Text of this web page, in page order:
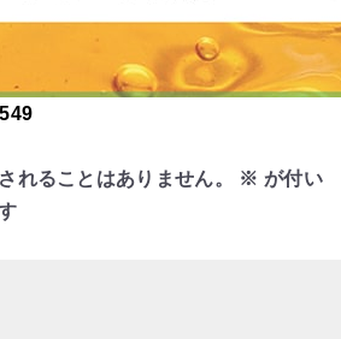
れることはありません。
※ が付い